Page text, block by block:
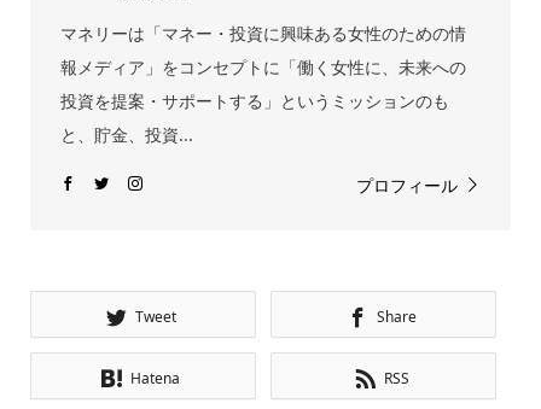
マネリーは「マネー・投資に興味ある女性のための情
報メディア」をコンセプトに「働く女性に、未来への
投資を提案・サポートする」というミッションのも
と、貯金、投資...
プロフィール
Tweet Share
Hatena RSS